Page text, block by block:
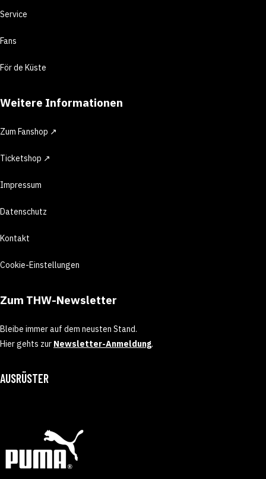
Service
Fans
För de Küste
Weitere Informationen
Zum Fanshop ↗
Ticketshop ↗
Impressum
Datenschutz
Kontakt
Cookie-Einstellungen
Zum THW-Newsletter
Bleibe immer auf dem neusten Stand.
Hier gehts zur Newsletter-Anmeldung.
AUSRÜSTER